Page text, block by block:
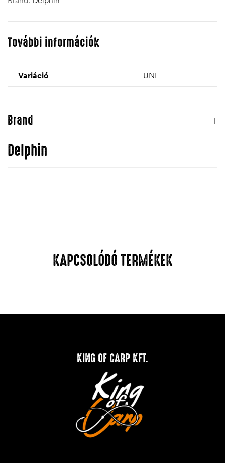
További információk
Variáció UNI
Brand
Delphin
KAPCSOLÓDÓ TERMÉKEK
KING OF CARP KFT.